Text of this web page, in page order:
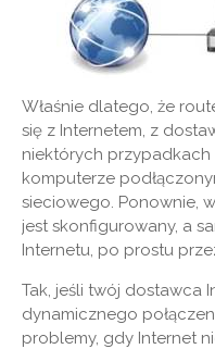
Właśnie dlatego, że
się z Internetem, z
niektórych przypadkach
komputerze
sieciowego. Ponownie,
jest skonfigurowany, a
Internetu, po prostu
Tak, jeśli twój dostawca
dynamicznego
problemy, gdy Internet